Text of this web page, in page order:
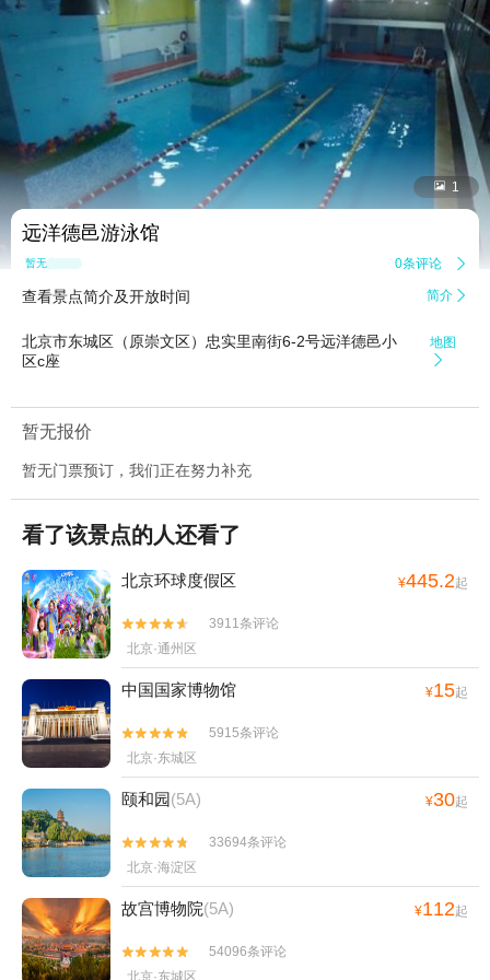
 1
远洋德邑游泳馆
暂无点评 0条评论 
查看景点简介及开放时间 简介 
北京市东城区（原崇文区）忠实里南街6-2号远洋德邑小
区c座
地图

暂无报价
暂无门票预订，我们正在努力补充
看了该景点的人还看了
北京环球度假区 ¥445.2起


3911条评论
北京·通州区
中国国家博物馆 ¥15起


5915条评论
北京·东城区
颐和园(5A) ¥30起


33694条评论
北京·海淀区
故宫博物院(5A) ¥112起


54096条评论